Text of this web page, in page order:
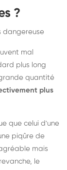
?
dangereuse
mal
plus long
quantité
plus
que celui d'une
piqûre de
mais
le